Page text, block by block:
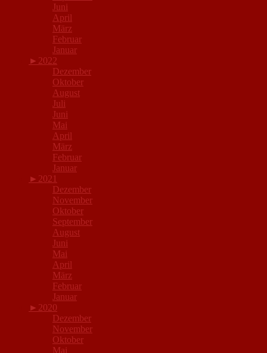
Juni
April
März
Februar
Januar
► 2022
Dezember
Oktober
August
Juli
Juni
Mai
April
März
Februar
Januar
► 2021
Dezember
November
Oktober
September
August
Juni
Mai
April
März
Februar
Januar
► 2020
Dezember
November
Oktober
Mai